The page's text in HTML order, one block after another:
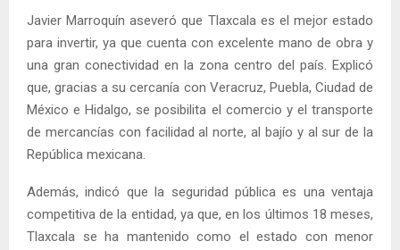
Javier Marroquín aseveró que Tlaxcala es el mejor estado
para invertir, ya que cuenta con excelente mano de obra y
una gran conectividad en la zona centro del país. Explicó
que, gracias a su cercanía con Veracruz, Puebla, Ciudad de
México e Hidalgo, se posibilita el comercio y el transporte
de mercancías con facilidad al norte, al bajío y al sur de la
República mexicana.
Además, indicó que la seguridad pública es una ventaja
competitiva de la entidad, ya que, en los últimos 18 meses,
Tlaxcala se ha mantenido como el estado con menor